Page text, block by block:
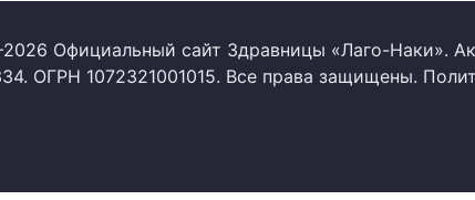
Официальный сайт Здравницы «Лаго-Наки».
ОГРН 1072321001015. Все права защищены.